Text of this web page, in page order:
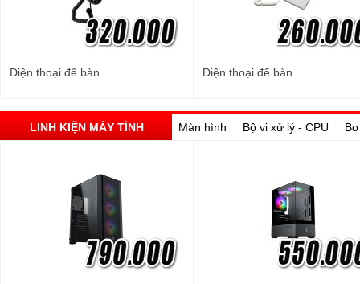
Điện thoại để bàn... Điện thoại để bàn...
LINH KIỆN MÁY TÍNH Màn hình Bộ vi xử lý - CPU